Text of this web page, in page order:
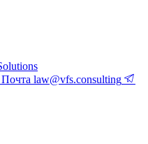
Почта law@vfs.consulting